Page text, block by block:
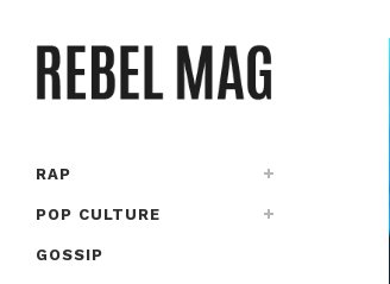
RAP
POP CULTURE
GOSSIP